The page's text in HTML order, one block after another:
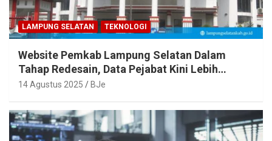
LAMPUNG SELATAN TEKNOLOGI
Website Pemkab Lampung Selatan Dalam
Tahap Redesain, Data Pejabat Kini Lebih
Mudah Diakses
14 Agustus 2025 BJe